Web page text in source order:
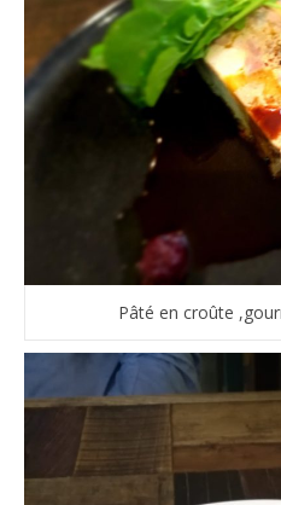
Pâté en croûte